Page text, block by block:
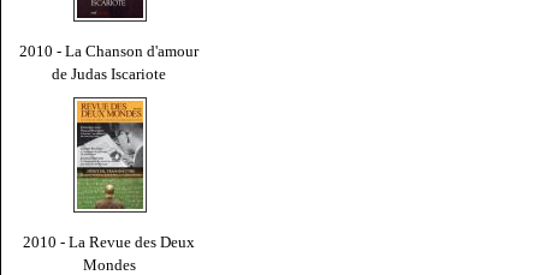
2010 - La Chanson d'amour
de Judas Iscariote
2010 - La Revue des Deux
Mondes